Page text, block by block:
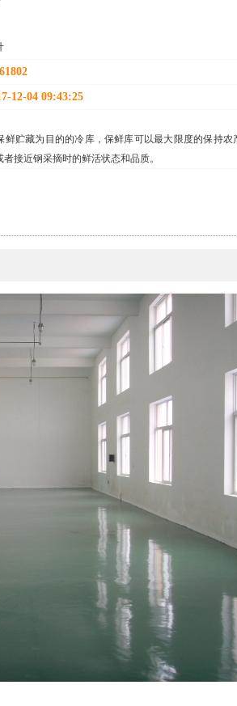
12-04 09:43:25
鲜贮藏为目的的冷库，保鲜库可以最大限度的保持
接近钢采摘时的鲜活状态和品质。